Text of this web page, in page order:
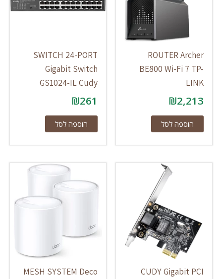
ROUTER Archer
BE800 Wi-Fi 7 TP-
LINK
₪2,213
הוספה לסל
SWITCH 24-PORT
Gigabit Switch
GS1024-IL Cudy
₪261
הוספה לסל
CUDY Gigabit PCI
MESH SYSTEM Deco